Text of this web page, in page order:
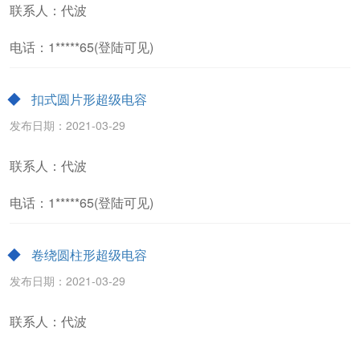
联系人：代波
电话：1*****65(登陆可见)
扣式圆片形超级电容
发布日期：2021-03-29
联系人：代波
电话：1*****65(登陆可见)
卷绕圆柱形超级电容
发布日期：2021-03-29
联系人：代波